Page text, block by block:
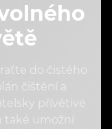
do čistého
čištění a
přívětivé
také umožní